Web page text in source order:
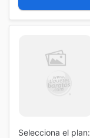
Selecciona el plan: